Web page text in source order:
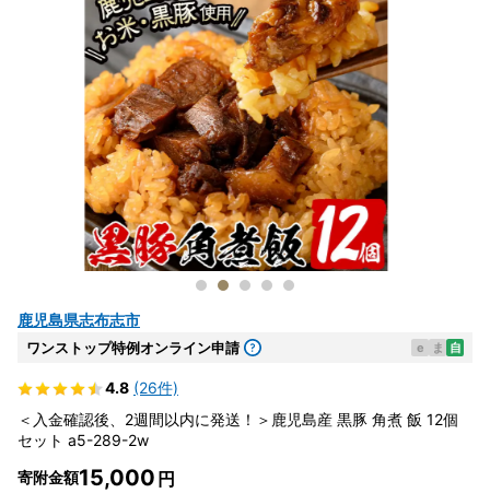
鹿児島県志布志市
ワンストップ特例オンライン申請 e ま 自
4.8 (26件)
＜入金確認後、2週間以内に発送！＞鹿児島産 黒豚 角煮 飯 12個
セット a5-289-2w
寄附金額15,000